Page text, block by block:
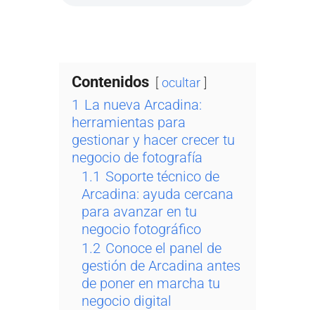
Contenidos ocultar
1 La nueva Arcadina:
herramientas para
gestionar y hacer crecer tu
negocio de fotografía
1.1 Soporte técnico de
Arcadina: ayuda cercana
para avanzar en tu
negocio fotográfico
1.2 Conoce el panel de
gestión de Arcadina antes
de poner en marcha tu
negocio digital